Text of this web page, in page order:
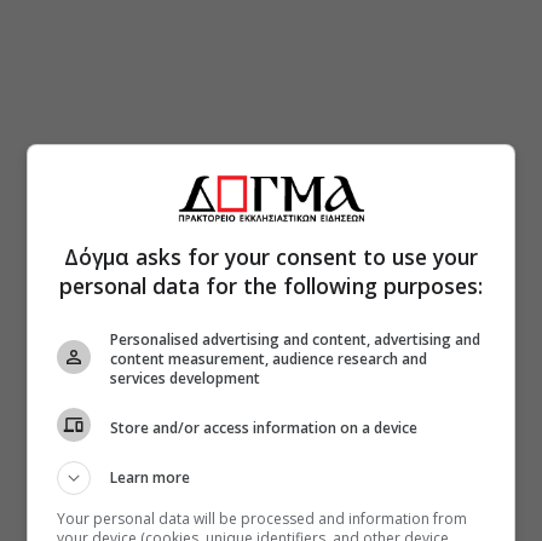
Δόγμα asks for your consent to use your
personal data for the following purposes:
Personalised advertising and content, advertising and
content measurement, audience research and
services development
Store and/or access information on a device
Learn more
Your personal data will be processed and information from